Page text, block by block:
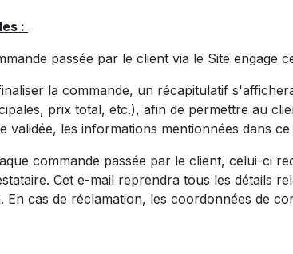
:
passée par le client via le Site engage ce
la commande, un récapitulatif s'affichera
prix total, etc.), afin de permettre au
validée, les informations mentionnées dans
passée par le client, celui-ci
Cet e-mail reprendra tous les détails
En cas de réclamation, les coordonnées de